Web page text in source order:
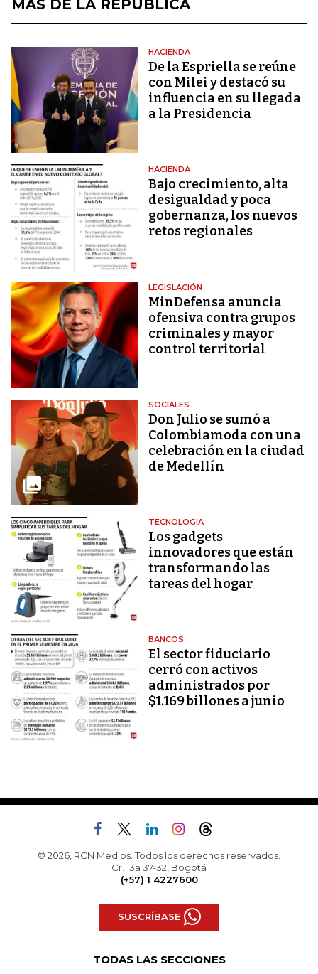
MÁS DE LA REPÚBLICA
HACIENDA
De la Espriella se reúne
con Milei y destacó su
influencia en su llegada
a la Presidencia
HACIENDA
Bajo crecimiento, alta
desigualdad y poca
gobernanza, los nuevos
retos regionales
LEGISLACIÓN
MinDefensa anuncia
ofensiva contra grupos
criminales y mayor
control territorial
SOCIALES
Don Julio se sumó a
Colombiamoda con una
celebración en la ciudad
de Medellín
TECNOLOGÍA
Los gadgets
innovadores que están
transformando las
tareas del hogar
BANCOS
El sector fiduciario
cerró con activos
administrados por
$1.169 billones a junio
© 2026, RCN Medios. Todos los derechos reservados.
Cr. 13a 37-32, Bogotá
(+57) 1 4227600
SUSCRÍBASE
TODAS LAS SECCIONES